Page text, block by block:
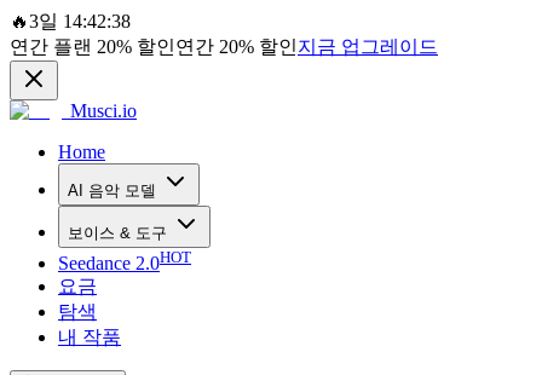
🔥3일 14:42:38
연간 플랜 20% 할인연간 20% 할인지금 업그레이드
Musci.io
Home
AI 음악 모델
보이스 & 도구
Seedance 2.0HOT
요금
탐색
내 작품